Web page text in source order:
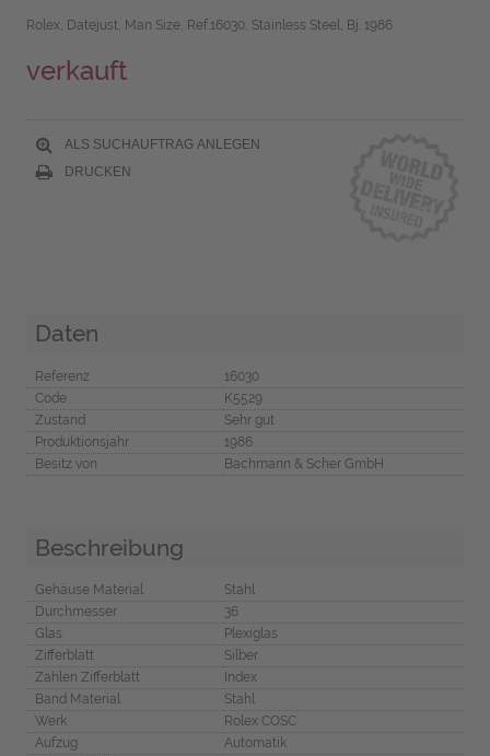
Rolex, Datejust, Man Size, Ref.16030, Stainless Steel, Bj. 1986
verkauft
ALS SUCHAUFTRAG ANLEGEN
DRUCKEN
Daten
Referenz
16030
Code
K5529
Zustand
Sehr gut
Produktionsjahr
1986
Besitz von
Bachmann & Scher GmbH
Beschreibung
Gehäuse Material
Stahl
Durchmesser
36
Glas
Plexiglas
Zifferblatt
Silber
Zahlen Zifferblatt
Index
Band Material
Stahl
Werk
Rolex COSC
Aufzug
Automatik